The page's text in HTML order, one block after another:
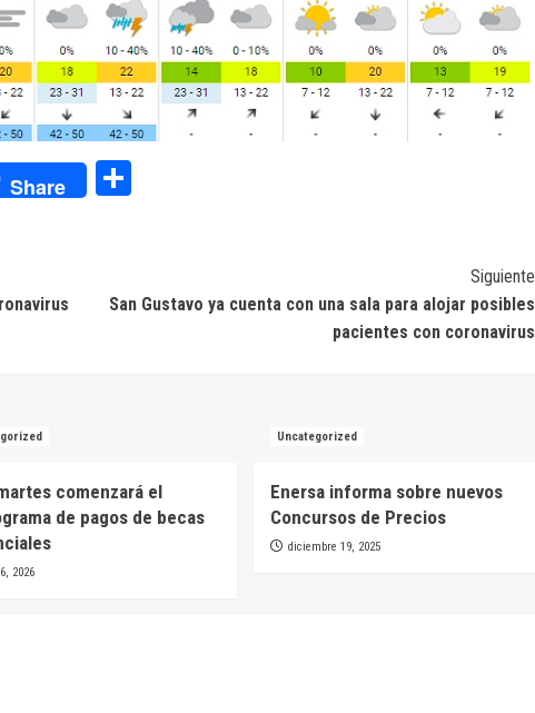
Share
Siguiente
San Gustavo ya cuenta con una sala para alojar posibles
pacientes con coronavirus
comenzará el
de pagos de becas
2026
Uncategorized
Enersa informa sobre nuevos
Concursos de Precios
diciembre 19, 2025